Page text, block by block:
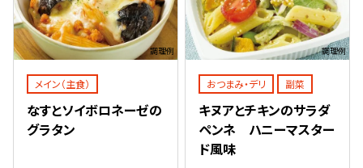
調理例
メイン（主食）
なすとソイボロネーゼの
グラタン
調理例
おつまみ・デリ 副菜
キヌアとチキンのサラダ
ペンネ ハニーマスター
ド風味